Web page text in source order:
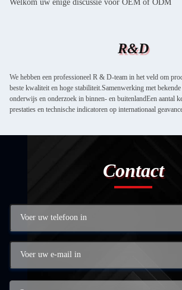
Welkom uw enige discussie voor OEM of ODM
R&D
We hebben een professioneel R & D-team in het veld om
beste kwaliteit en hoge stabiliteit.Samenwerking met
onderwijs en onderzoek in binnen- en buitenlandEen aantal
prestaties en technische indicatoren op internationaal
Contact